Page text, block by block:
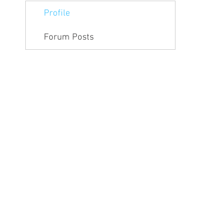
Profile
Forum Posts